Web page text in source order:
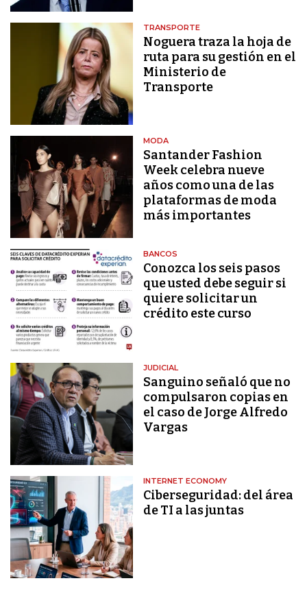
TRANSPORTE
Noguera traza la hoja de
ruta para su gestión en el
Ministerio de
Transporte
MODA
Santander Fashion
Week celebra nueve
años como una de las
plataformas de moda
más importantes
BANCOS
Conozca los seis pasos
que usted debe seguir si
quiere solicitar un
crédito este curso
JUDICIAL
Sanguino señaló que no
compulsaron copias en
el caso de Jorge Alfredo
Vargas
INTERNET ECONOMY
Ciberseguridad: del área
de TI a las juntas